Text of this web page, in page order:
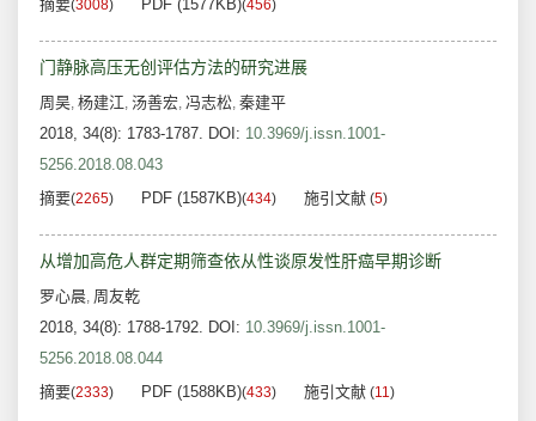
摘要(3008) PDF (1577KB)(456)
门静脉高压无创评估方法的研究进展
周昊, 杨建江, 汤善宏, 冯志松, 秦建平
2018, 34(8): 1783-1787. DOI: 10.3969/j.issn.1001-
5256.2018.08.043
摘要(2265) PDF (1587KB)(434) 施引文献 (5)
从增加高危人群定期筛查依从性谈原发性肝癌早期诊断
罗心晨, 周友乾
2018, 34(8): 1788-1792. DOI: 10.3969/j.issn.1001-
5256.2018.08.044
摘要(2333) PDF (1588KB)(433) 施引文献 (11)